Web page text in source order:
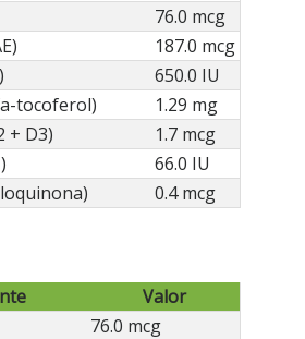
76.0 mcg
187.0 mcg
650.0 IU
tocoferol)
1.29 mg
+ D3)
1.7 mcg
66.0 IU
0.4 mcg
Valor
76.0 mcg